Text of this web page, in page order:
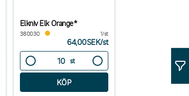
Elkniv Elk Orange*
380030 1/st
64,00SEK/st
st